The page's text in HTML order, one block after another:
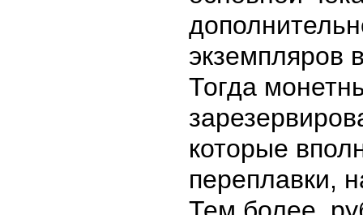
экземпляров
Тогда
которые
переплавки,